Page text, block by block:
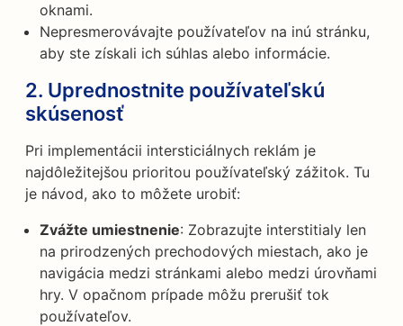
oknami.
Nepresmerovávajte používateľov na inú stránku,
aby ste získali ich súhlas alebo informácie.
2. Uprednostnite používateľskú
skúsenosť
Pri implementácii intersticiálnych reklám je
najdôležitejšou prioritou používateľský zážitok. Tu
je návod, ako to môžete urobiť:
Zvážte umiestnenie: Zobrazujte interstitialy len
na prirodzených prechodových miestach, ako je
navigácia medzi stránkami alebo medzi úrovňami
hry. V opačnom prípade môžu prerušiť tok
používateľov.